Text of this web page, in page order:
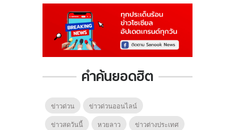
คำค้นยอดฮิต
ข่าวด่วน
ข่าวด่วนออนไลน์
ข่าวสดวันนี้
หวยลาว
ข่าวต่างประเทศ